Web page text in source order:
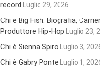
record
Luglio 29, 2026
Chi è Big Fish: Biografia,
Produttore Hip-Hop
Luglio 23,
Chi è Sienna Spiro Luglio 3,
Chi è Gabry Ponte Luglio 1,